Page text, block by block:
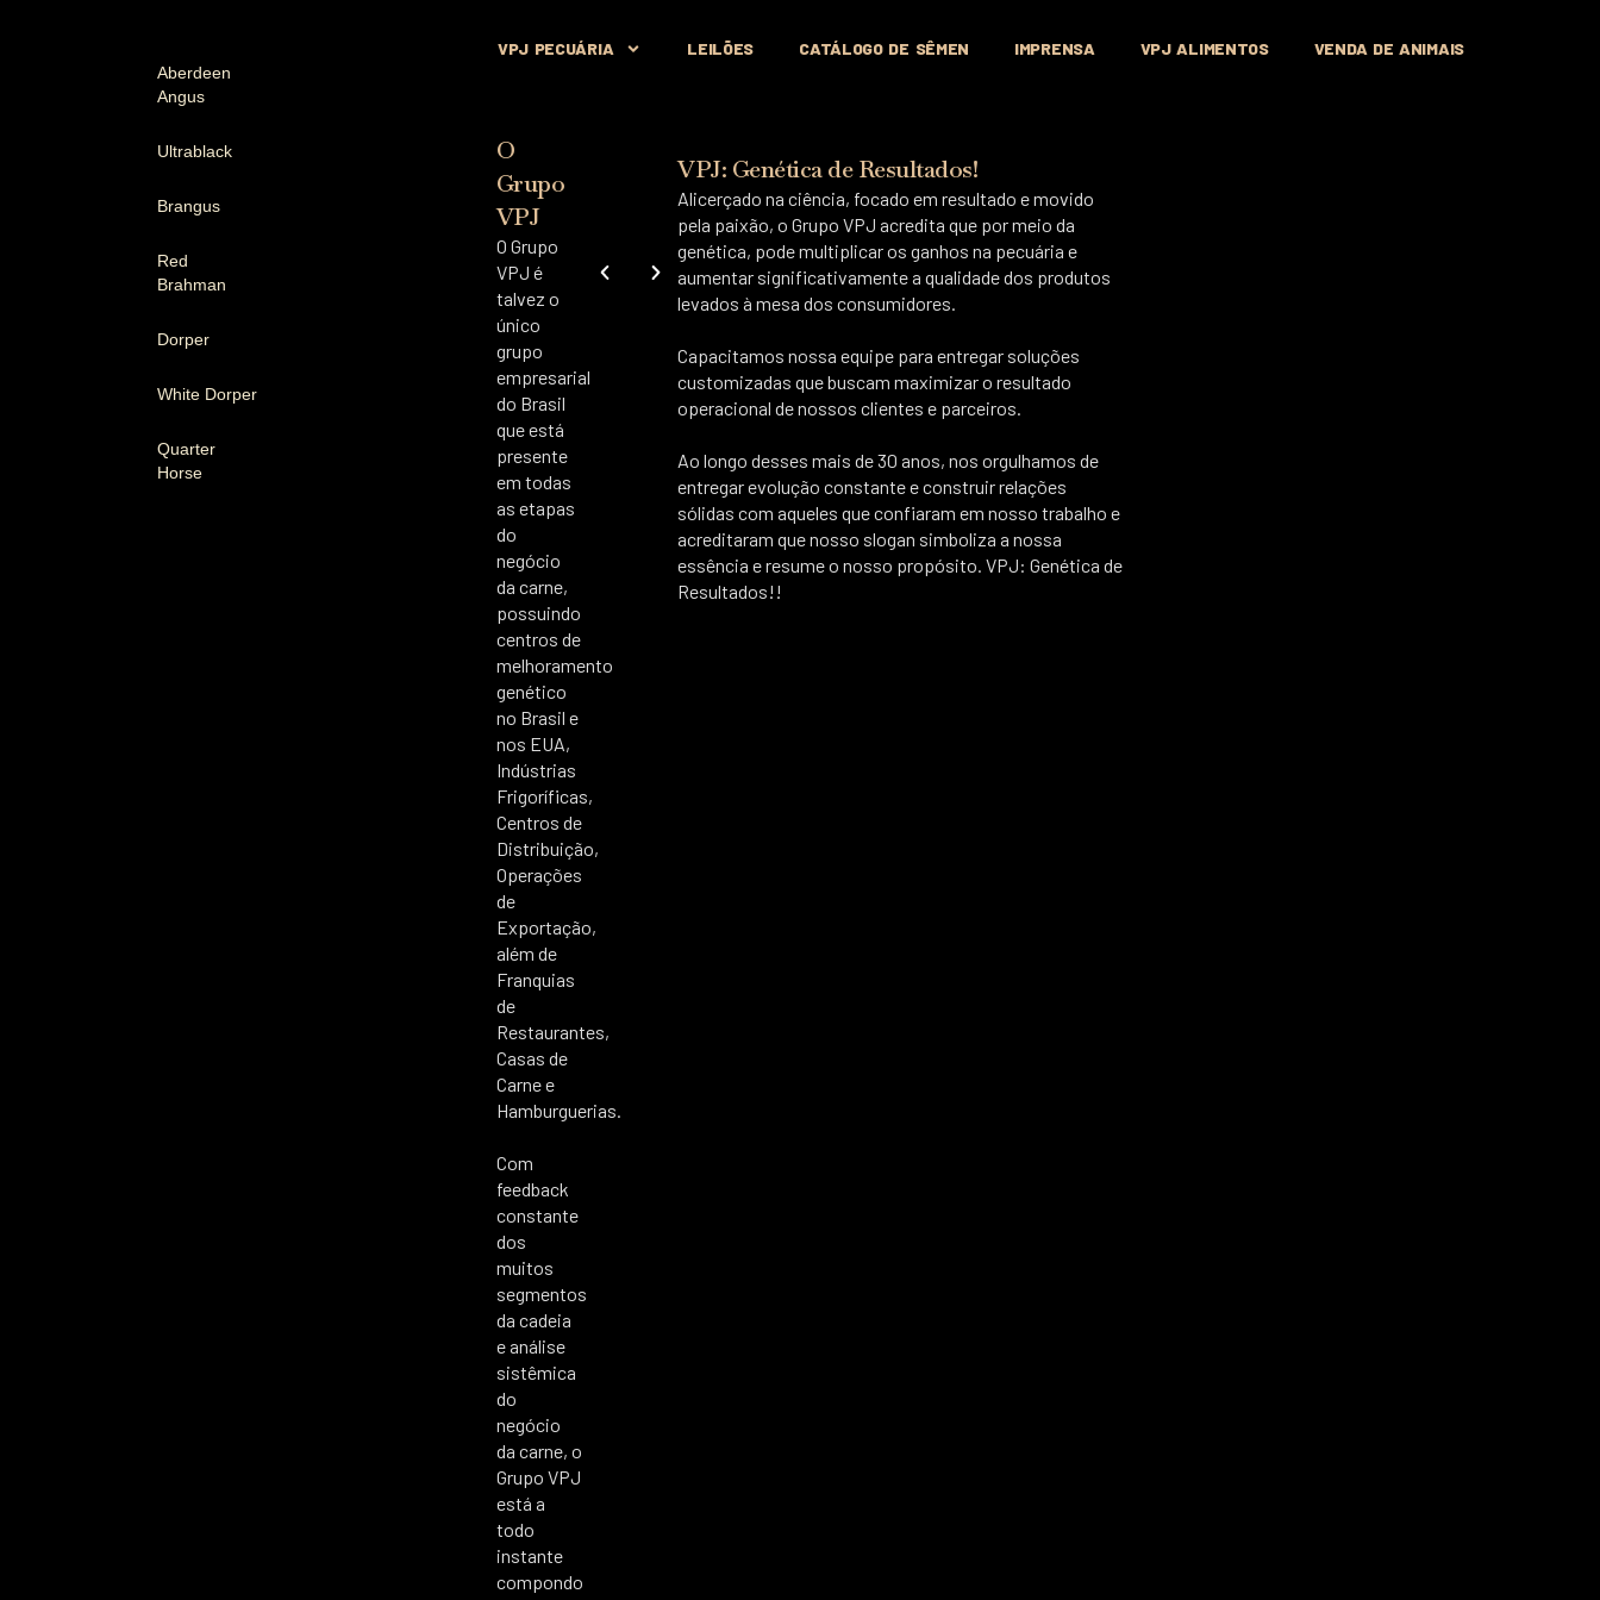
VPJ PECUÁRIA LEILÕES CATÁLOGO DE SÊMEN IMPRENSA VPJ ALIMENTOS VENDA DE ANIMAIS
Aberdeen
Angus
Ultrablack
Brangus
Red
Brahman
Dorper
White Dorper
Quarter
Horse
O
Grupo
VPJ
O Grupo
VPJ é
talvez o
único
grupo
empresarial
do Brasil
que está
presente
em todas
as etapas
do
negócio
da carne,
possuindo
centros de
melhoramento
genético
no Brasil e
nos EUA,
Indústrias
Frigoríficas,
Centros de
Distribuição,
Operações
de
Exportação,
além de
Franquias
de
Restaurantes,
Casas de
Carne e
Hamburguerias.
Com
feedback
constante
dos
muitos
segmentos
da cadeia
e análise
sistêmica
do
negócio
da carne, o
Grupo VPJ
está a
todo
instante
compondo
VPJ: Genética de Resultados!
Alicerçado na ciência, focado em resultado e movido
pela paixão, o Grupo VPJ acredita que por meio da
genética, pode multiplicar os ganhos na pecuária e
aumentar significativamente a qualidade dos produtos
levados à mesa dos consumidores.
Capacitamos nossa equipe para entregar soluções
customizadas que buscam maximizar o resultado
operacional de nossos clientes e parceiros.
Ao longo desses mais de 30 anos, nos orgulhamos de
entregar evolução constante e construir relações
sólidas com aqueles que confiaram em nosso trabalho e
acreditaram que nosso slogan simboliza a nossa
essência e resume o nosso propósito. VPJ: Genética de
Resultados!!